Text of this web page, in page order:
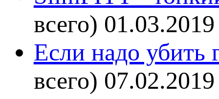
всего) 01.03.2019
Если надо убить
всего) 07.02.2019